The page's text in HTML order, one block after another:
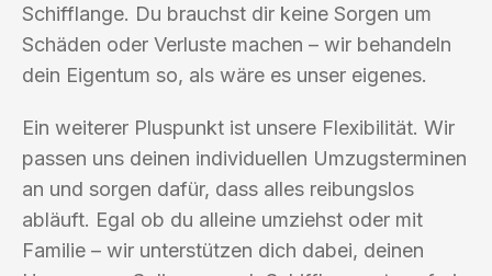
Schifflange. Du brauchst dir keine Sorgen um
Schäden oder Verluste machen – wir behandeln
dein Eigentum so, als wäre es unser eigenes.
Ein weiterer Pluspunkt ist unsere Flexibilität. Wir
passen uns deinen individuellen Umzugsterminen
an und sorgen dafür, dass alles reibungslos
abläuft. Egal ob du alleine umziehst oder mit
Familie – wir unterstützen dich dabei, deinen